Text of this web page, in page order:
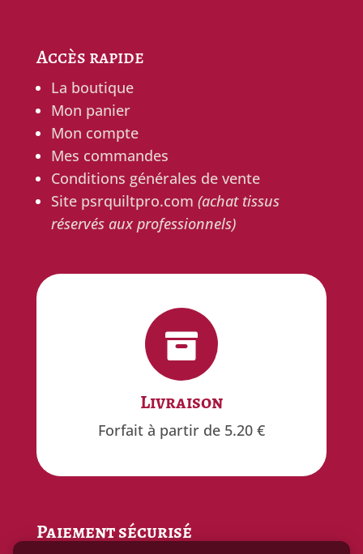
Accès rapide
La boutique
Mon panier
Mon compte
Mes commandes
Conditions générales de vente
Site psrquiltpro.com (achat tissus
réservés aux professionnels)

Livraison
Forfait à partir de 5.20 €

Gratuit
Paiement sécurisé